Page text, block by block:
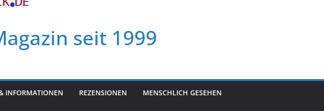
seit 1999
INFORMATIONEN REZENSIONEN MENSCHLICH GESEHEN